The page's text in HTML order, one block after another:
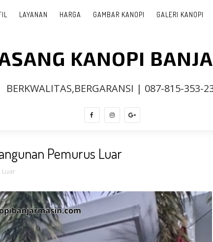
LAYANAN HARGA GAMBAR KANOPI GALERI KANOPI
KANOPI
BERKWALITAS,BERGARANSI | 087-815-353-
Pemurus Luar
Luar